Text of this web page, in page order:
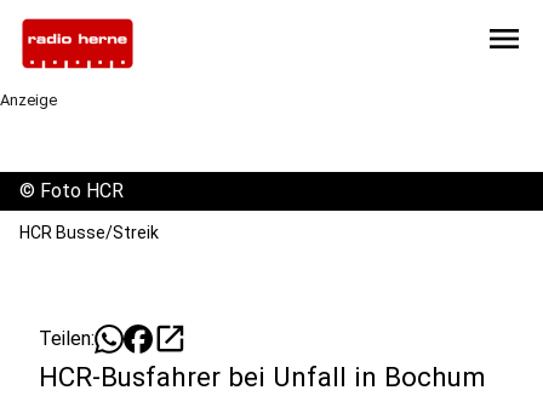
menu
Anzeige
© Foto HCR
HCR Busse/Streik
Teilen: open_in_new
HCR-Busfahrer bei Unfall in Bochum